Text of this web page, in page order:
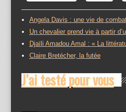
Angela Davis : une vie de
Un chevalier prend vie à partir
Djaïli Amadou Amal : « La
Claire Bretécher, la futée
J’ai testé pour vous